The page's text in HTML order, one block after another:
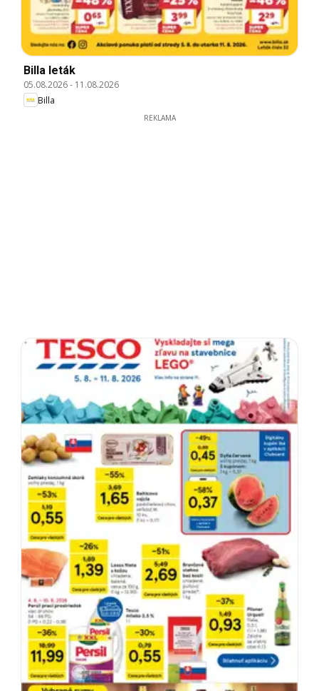
Billa leták
05.08.2026- 11.08.2026
Billa
REKLAMA